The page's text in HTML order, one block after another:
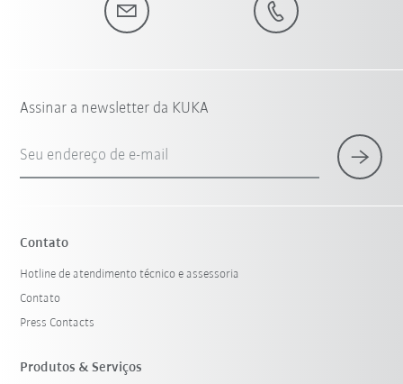
Assinar a newsletter da KUKA
Seu endereço de e-mail
Contato
Hotline de atendimento técnico e assessoria
Contato
Press Contacts
Produtos & Serviços